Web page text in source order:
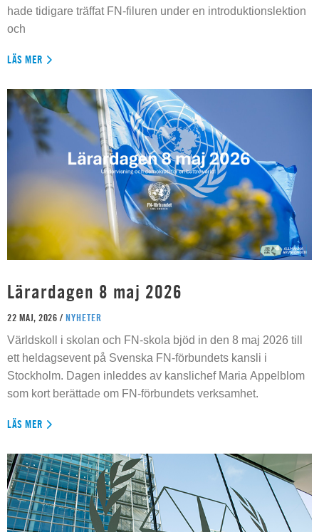
hade tidigare träffat FN-filuren under en introduktionslektion
och
LÄS MER
Lärardagen 8 maj 2026
22 MAJ, 2026 / NYHETER
Världskoll i skolan och FN-skola bjöd in den 8 maj 2026 till
ett heldagsevent på Svenska FN-förbundets kansli i
Stockholm. Dagen inleddes av kanslichef Maria Appelblom
som kort berättade om FN-förbundets verksamhet.
LÄS MER